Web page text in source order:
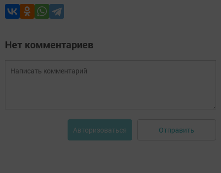
Нет комментариев
Авторизоваться Отправить